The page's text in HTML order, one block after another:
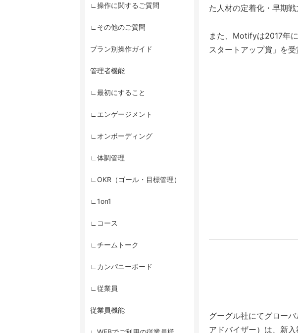
た人材の定着化・早期戦
また、Motifyは2017年
スタートアップ賞」を受
グーグル社にてグロー
アドバイザー）は、新
∟操作に関するご質問
∟その他のご質問
プラン別操作ガイド
管理者機能
∟最初にすること
∟エンゲージメント
∟オンボーディング
∟体調管理
∟OKR（ゴール・目標管理）
∟1on1
∟コース
∟チームトーク
∟カンパニーボード
∟従業員
従業員機能